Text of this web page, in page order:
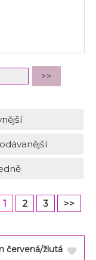
1 2 3 >>
červená/žlutá